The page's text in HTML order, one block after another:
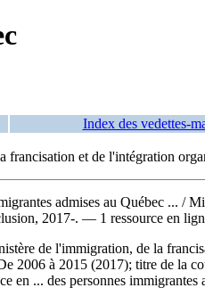
Index des vedettes-
et de l'intégration
admises au Québec ... /
2017-. — 1 ressource en
de l'immigration, de la
2006 à 2015 (2017); titre de la
en ... des personnes immigrantes